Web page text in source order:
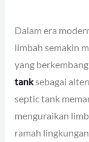
Dalam era
limbah semakin
yang
tanksebagai
septic tank
menguraikan
ramah